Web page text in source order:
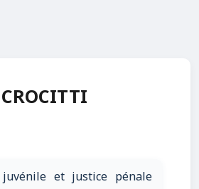
juvénile et justice pénale